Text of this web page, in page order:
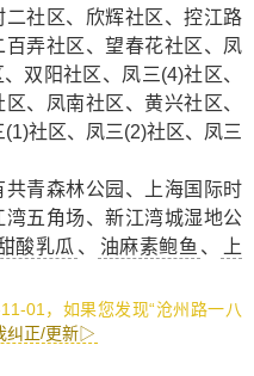
社区、欣辉社区、控江路
弄社区、望春花社区、凤
双阳社区、凤三(4)社区、
、凤南社区、黄兴社区、
社区、凤三(2)社区、凤三
共青森林公园 、
上海国际时
湾五角场、新江湾城湿地公
酸乳瓜 、 油麻素鲍鱼 、
上
01，如果您发现“沧州路一八
纠正/更新▷